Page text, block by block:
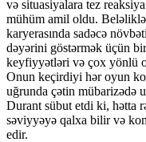
və situasiyalara tez
mühüm amil oldu.
karyerasında sadəcə
dəyərini göstərmək üçün
keyfiyyətləri və çox yönlü
Onun keçirdiyi hər oyun
uğrunda çətin mübarizədə
Durant sübut etdi ki, hətta
səviyyəyə qalxa bilir və
edir.